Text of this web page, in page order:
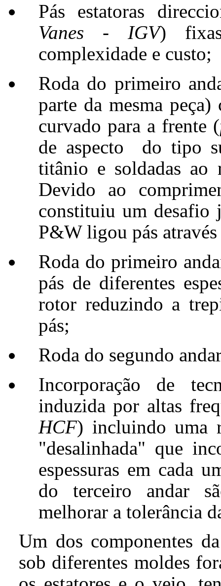
Pás estatoras
Vanes - IGV)
complexidade e custo;
Roda do primeiro
parte da mesma
curvado para a frente (
de aspecto do tipo
titânio e soldadas ao
Devido ao
constituiu um desafio
P&W ligou pás
Roda do primeiro
pás de diferentes
rotor reduzindo a
pás;
Roda do segundo
Incorporação de
induzida por altas
HCF) incluindo uma
"desalinhada" que
espessuras em cada
do terceiro andar
melhorar a tolerância
Um dos componentes
sob diferentes moldes